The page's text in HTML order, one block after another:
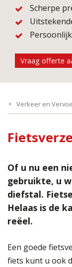
Scherpe
Vraag offerte
Verkeer en
Of u nu een
gebruikte, u
diefstal.
Helaas is de
reëel.
Een goede
fiets kunt u ook